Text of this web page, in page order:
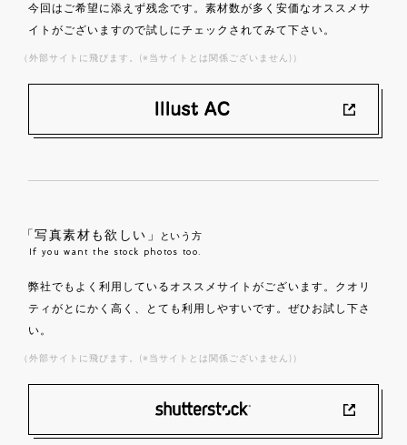
今回はご希望に添えず残念です。素材数が多く安価なオススメサ
イトがございますので試しにチェックされてみて下さい。
（外部サイトに飛びます。(※当サイトとは関係ございません)）
「写真素材も欲しい」 という方
If you want the stock photos too.
弊社でもよく利用しているオススメサイトがございます。クオリ
ティがとにかく高く、とても利用しやすいです。ぜひお試し下さ
い。
（外部サイトに飛びます。(※当サイトとは関係ございません)）